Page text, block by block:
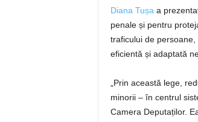
Diana Tușa a
penale și pentru
traficului de
eficientă și adaptată
„Prin această lege,
minorii – în centrul
Camera Deputaților.